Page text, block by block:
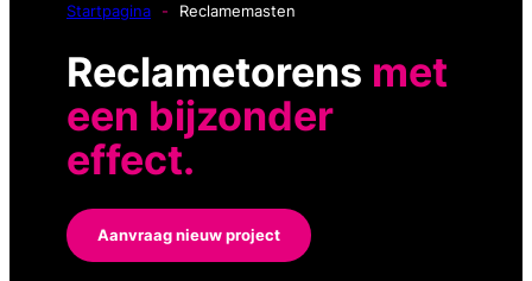
Startpagina - Reclamemasten
Reclametorens met
een bijzonder
effect.
Aanvraag nieuw project